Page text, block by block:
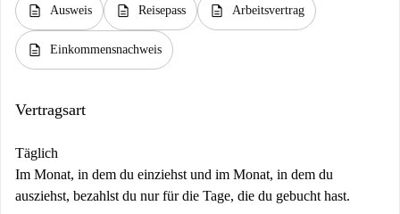
description Ausweis description Reisepass description Arbeitsvertrag
description Einkommensnachweis
Vertragsart
Täglich
Im Monat, in dem du einziehst und im Monat, in dem du
ausziehst, bezahlst du nur für die Tage, die du gebucht hast.